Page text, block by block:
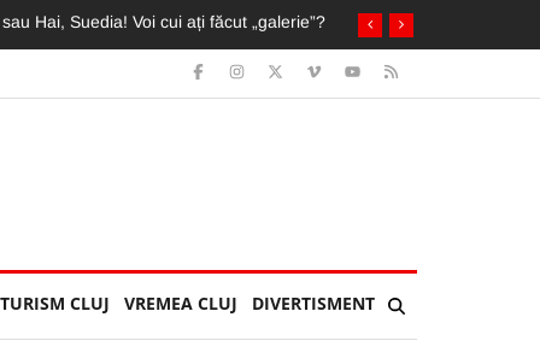
mult ca pe «U»”
TURISM CLUJ VREMEA CLUJ DIVERTISMENT